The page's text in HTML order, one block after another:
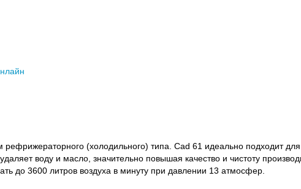
(холодильного) типа. Cad 61 идеально подходит
воду и масло, значительно повышая качество и чистоту
до 3600 литров воздуха в минуту при давлении 13 атмосфер.